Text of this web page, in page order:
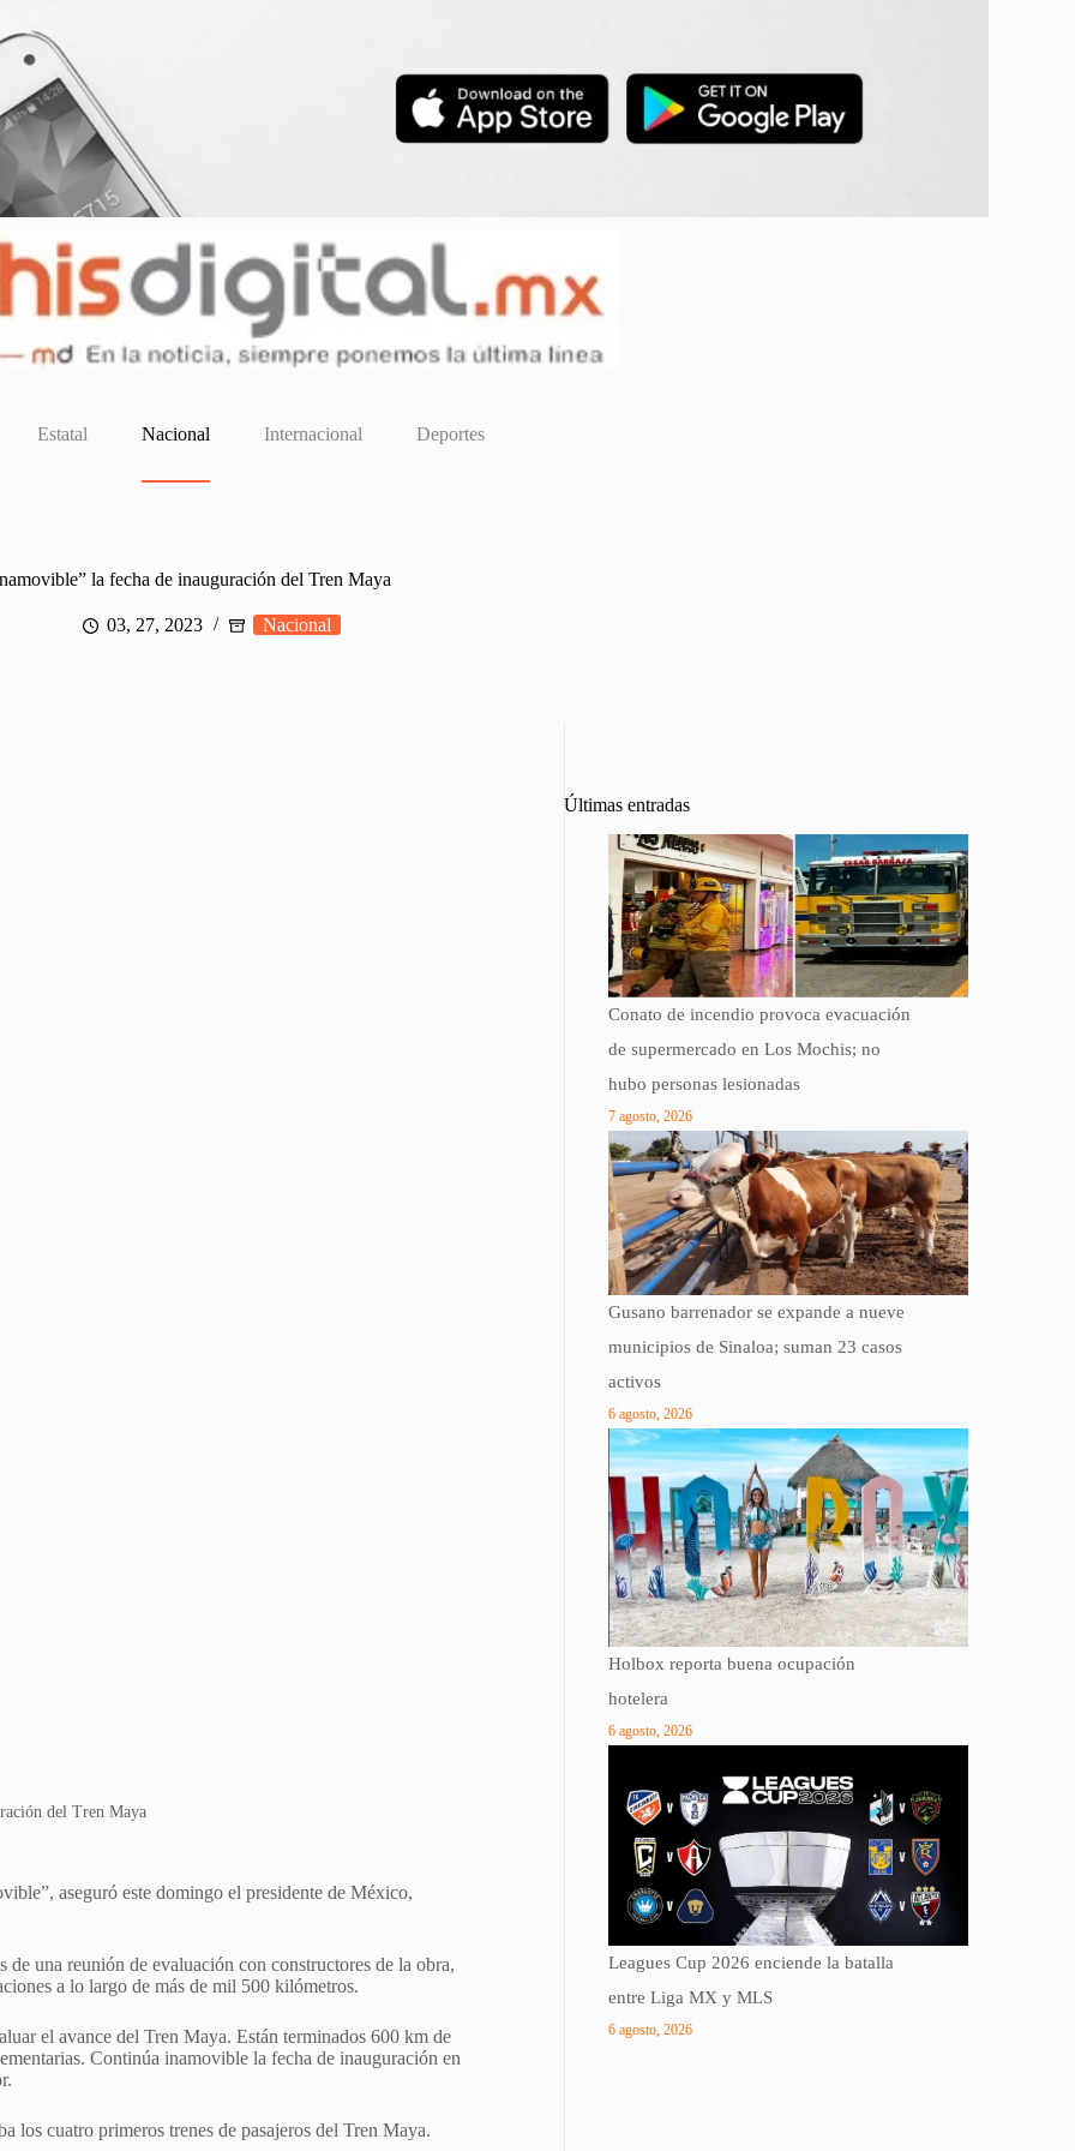
Estatal Nacional Internacional Deportes
la fecha de inauguración del Tren Maya
03, 27, 2023 Nacional
del Tren Maya
aseguró este domingo el presidente de México,
una reunión de evaluación con constructores de la obra,
a lo largo de más de mil 500 kilómetros.
el avance del Tren Maya. Están terminados 600 km de
Continúa inamovible la fecha de inauguración en
los cuatro primeros trenes de pasajeros del Tren Maya.
Últimas entradas
Conato de incendio provoca evacuación
de supermercado en Los Mochis; no
hubo personas lesionadas
7 agosto, 2026
Gusano barrenador se expande a nueve
municipios de Sinaloa; suman 23 casos
activos
6 agosto, 2026
Holbox reporta buena ocupación
hotelera
6 agosto, 2026
Leagues Cup 2026 enciende la batalla
entre Liga MX y MLS
6 agosto, 2026